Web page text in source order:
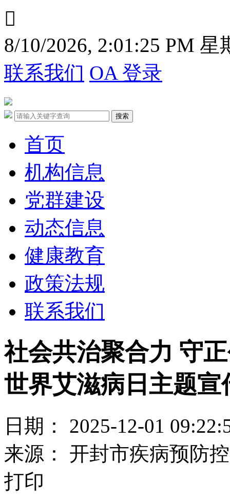

8/10/2026, 2:01:26 PM 星
联系我们 OA 登录
首页
机构信息
党群建设
动态信息
健康教育
政策法规
联系我们
社会共治聚合力 守
世界艾滋病日主题
日期： 2025-12-01
来源： 开封市疾病预防
打印